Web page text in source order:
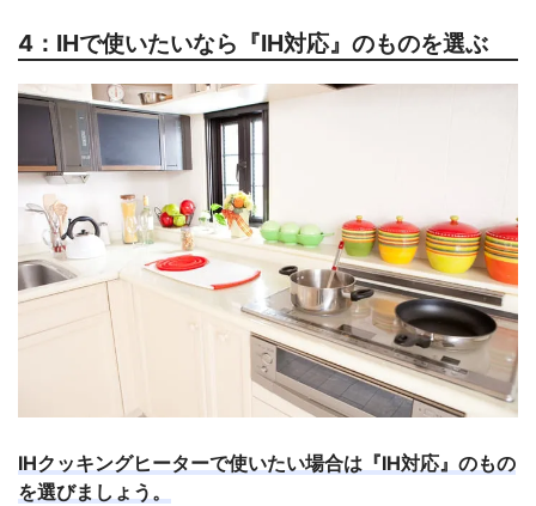
4：IHで使いたいなら『IH対応』のものを選ぶ
IHクッキングヒーターで使いたい場合は『IH対応』のもの
を選びましょう。